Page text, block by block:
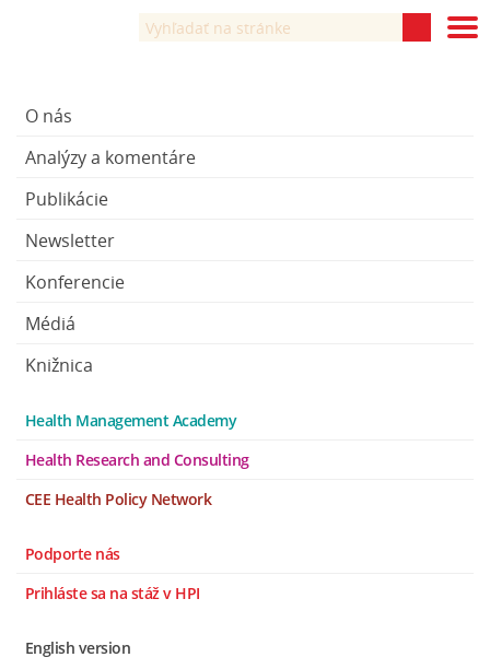
O nás
Analýzy a komentáre
Publikácie
Newsletter
Konferencie
Médiá
Knižnica
Health Management Academy
Health Research and Consulting
CEE Health Policy Network
Podporte nás
Prihláste sa na stáž v HPI
English version